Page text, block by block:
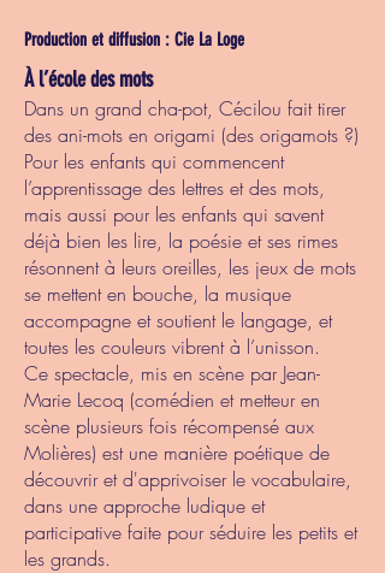
Production et diffusion : Cie La Loge
À l’école des mots
Dans un grand cha-pot, Cécilou fait tirer
des ani-mots en origami (des origamots ?)
Pour les enfants qui commencent
l’apprentissage des lettres et des mots,
mais aussi pour les enfants qui savent
déjà bien les lire, la poésie et ses rimes
résonnent à leurs oreilles, les jeux de mots
se mettent en bouche, la musique
accompagne et soutient le langage, et
toutes les couleurs vibrent à l’unisson.
Ce spectacle, mis en scène par Jean-
Marie Lecoq (comédien et metteur en
scène plusieurs fois récompensé aux
Molières) est une manière poétique de
découvrir et d'apprivoiser le vocabulaire,
dans une approche ludique et
participative faite pour séduire les petits et
les grands.